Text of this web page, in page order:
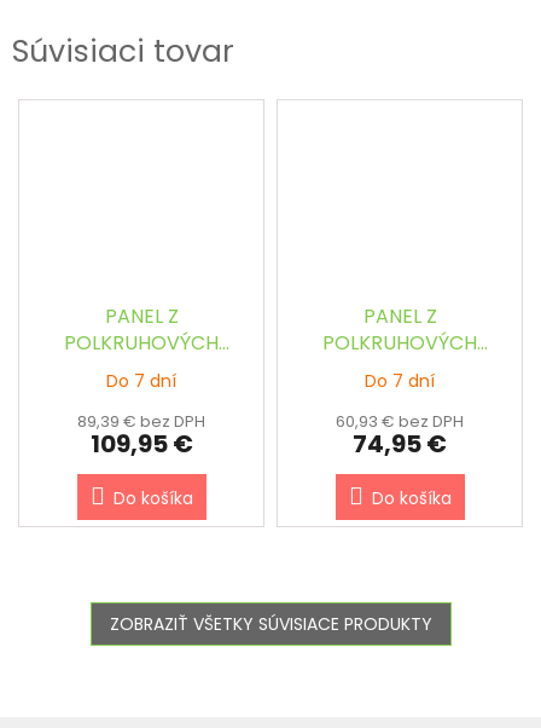
Súvisiaci tovar
PANEL Z
POLKRUHOVÝCH
BAMBUSOVÝCH TYČÍ
PRÍRODNÝ š.90 x v.240
cm
Do 7 dní
89,39 € bez DPH
109,95 €
Do košíka
PANEL Z
POLKRUHOVÝCH
BAMBUSOVÝCH TYČÍ
TMAVOHNEDÝ š.90 x
v.180 cm
Do 7 dní
60,93 € bez DPH
74,95 €
Do košíka
ZOBRAZIŤ VŠETKY SÚVISIACE PRODUKTY